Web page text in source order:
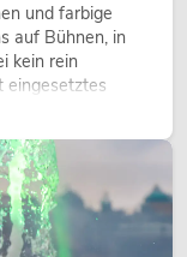
und farbige
auf Bühnen, in
kein rein
eingesetztes
Szenen
emotionaler